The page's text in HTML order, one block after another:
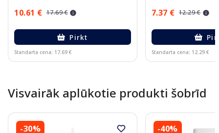
10.61 € 17.69 €
Pirkt
Standarta cena: 17.69 €
7.37 € 12.29 €
Standarta cena: 12.29 €
Visvairāk aplūkotie produkti šobrīd
-30% -40%